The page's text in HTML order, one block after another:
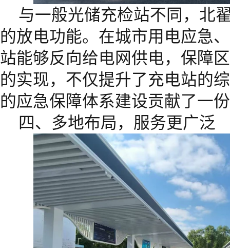
与一般光储充检站不同，北
的放电功能。在城市用电应急
站能够反向给电网供电，保障
的实现，不仅提升了充电站的
的应急保障体系建设贡献了一
四、多地布局，服务更广泛